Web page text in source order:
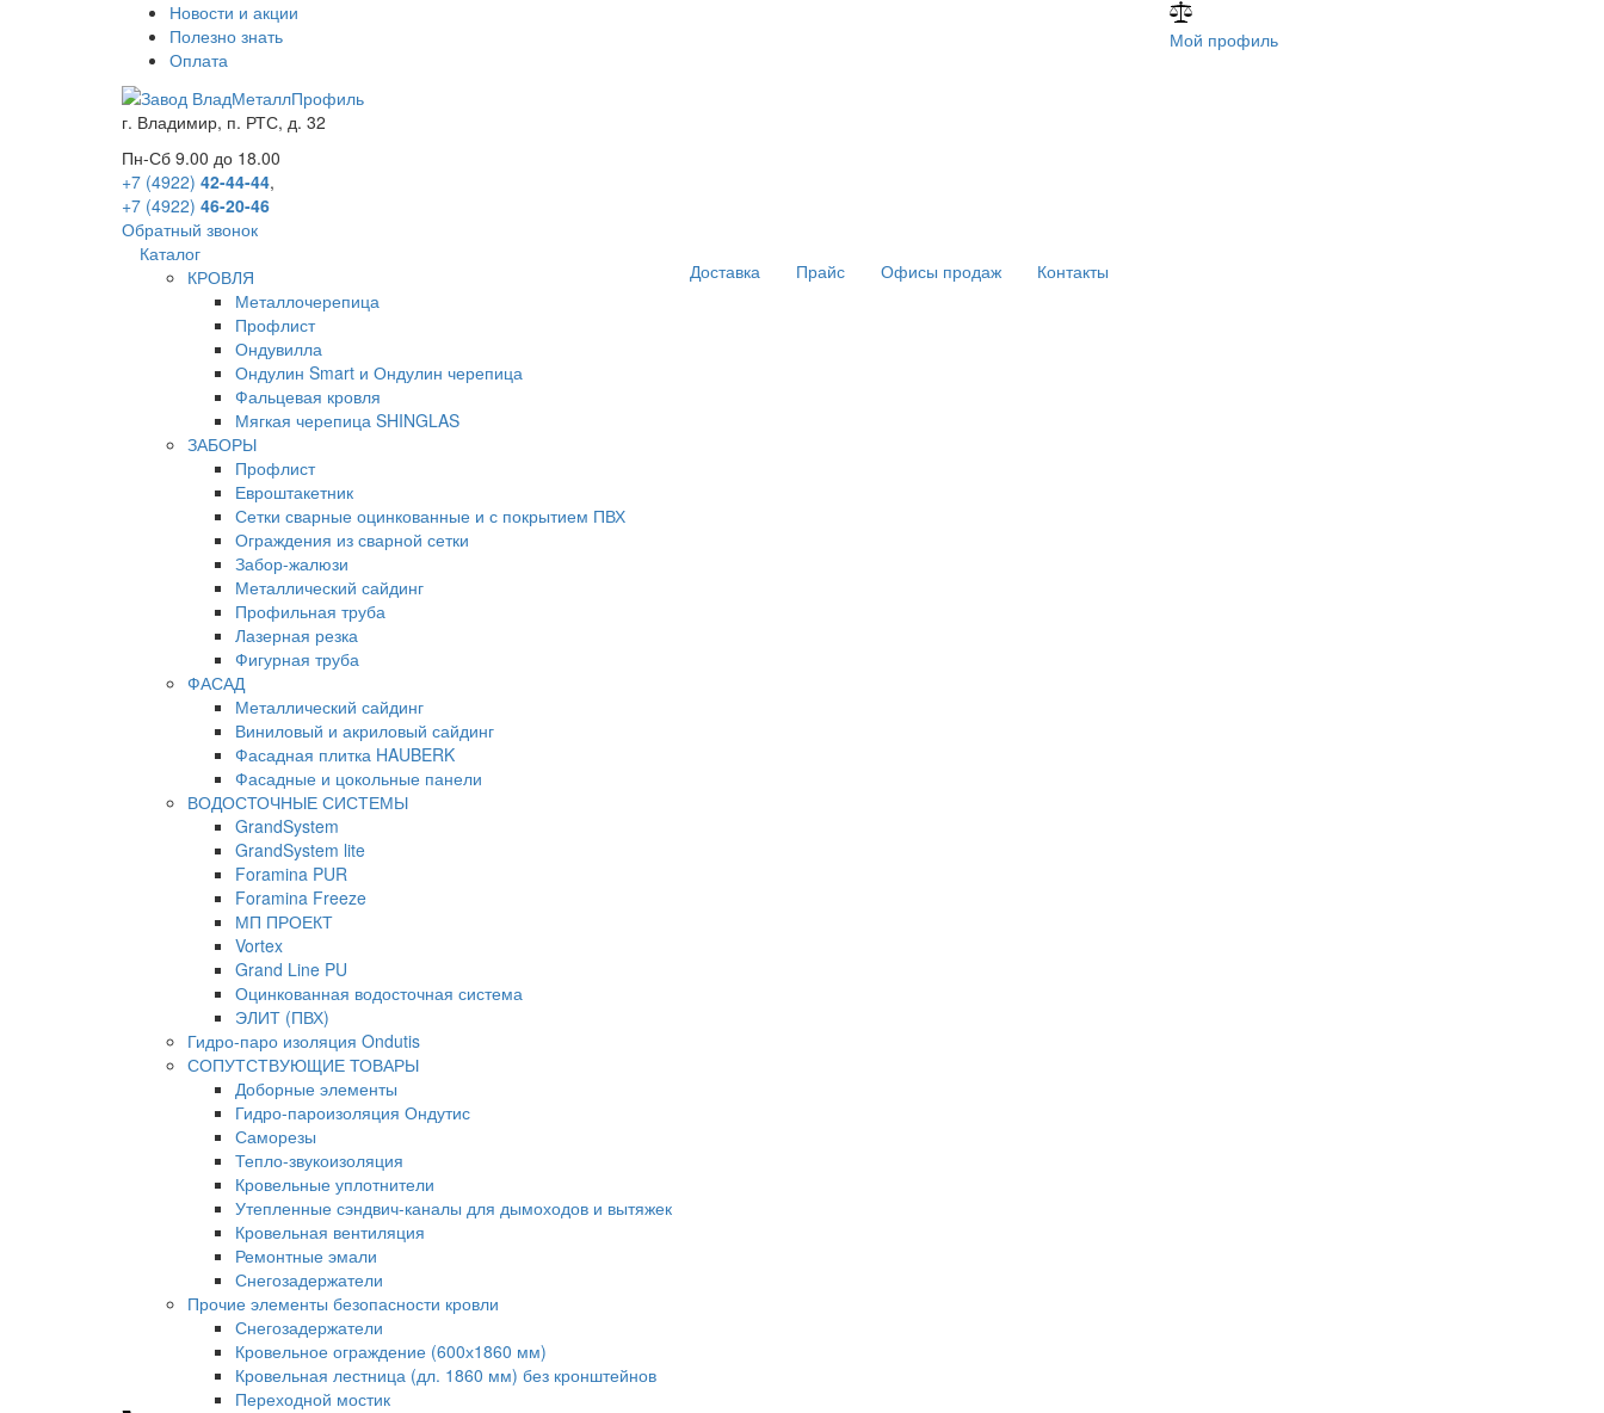
Новости и акции
Полезно знать
Оплата
Мой профиль
г. Владимир, п. РТС, д. 32
Пн-Сб 9.00 до 18.00
+7 (4922) 42-44-44,
+7 (4922) 46-20-46
Обратный звонок
Каталог
КРОВЛЯ
Металлочерепица
Профлист
Ондувилла
Ондулин Smart и Ондулин черепица
Фальцевая кровля
Мягкая черепица SHINGLAS
ЗАБОРЫ
Профлист
Евроштакетник
Сетки сварные оцинкованные и с покрытием ПВХ
Ограждения из сварной сетки
Забор-жалюзи
Металлический сайдинг
Профильная труба
Лазерная резка
Фигурная труба
ФАСАД
Металлический сайдинг
Виниловый и акриловый сайдинг
Фасадная плитка HAUBERK
Фасадные и цокольные панели
ВОДОСТОЧНЫЕ СИСТЕМЫ
GrandSystem
GrandSystem lite
Foramina PUR
Foramina Freeze
МП ПРОЕКТ
Vortex
Grand Line PU
Оцинкованная водосточная система
ЭЛИТ (ПВХ)
Гидро-паро изоляция Ondutis
СОПУТСТВУЮЩИЕ ТОВАРЫ
Доборные элементы
Гидро-пароизоляция Ондутис
Саморезы
Тепло-звукоизоляция
Кровельные уплотнители
Утепленные сэндвич-каналы для дымоходов и вытяжек
Кровельная вентиляция
Ремонтные эмали
Снегозадержатели
Прочие элементы безопасности кровли
Снегозадержатели
Кровельное ограждение (600х1860 мм)
Кровельная лестница (дл. 1860 мм) без кронштейнов
Переходной мостик
Доставка Прайс Офисы продаж Контакты